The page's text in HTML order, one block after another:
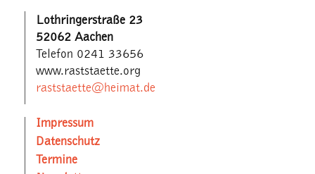
Lothringerstraße 23
52062 Aachen
Telefon 0241 33656
www.raststaette.org
raststaette@heimat.de
Impressum
Datenschutz
Termine